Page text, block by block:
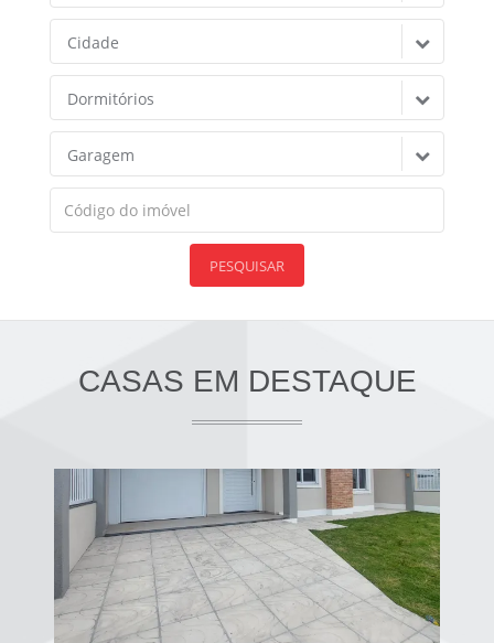
Cidade
Dormitórios
Garagem
PESQUISAR
CASAS EM DESTAQUE